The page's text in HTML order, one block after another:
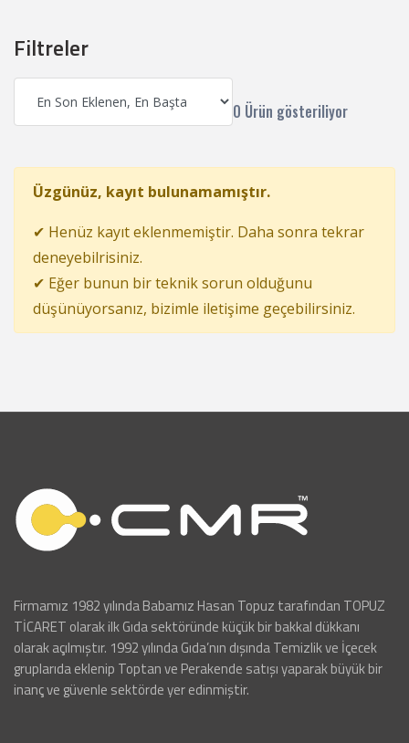
Filtreler
0 Ürün gösteriliyor
Üzgünüz, kayıt bulunamamıştır.
✔ Henüz kayıt eklenmemiştir. Daha sonra tekrar
deneyebilrisiniz.
✔ Eğer bunun bir teknik sorun olduğunu
düşünüyorsanız, bizimle iletişime geçebilirsiniz.
Firmamız 1982 yılında Babamız Hasan Topuz tarafından TOPUZ
TİCARET olarak ilk Gıda sektöründe küçük bir bakkal dükkanı
olarak açılmıştır. 1992 yılında Gıda’nın dışında Temizlik ve İçecek
gruplarıda eklenip Toptan ve Perakende satışı yaparak büyük bir
inanç ve güvenle sektörde yer edinmiştir.